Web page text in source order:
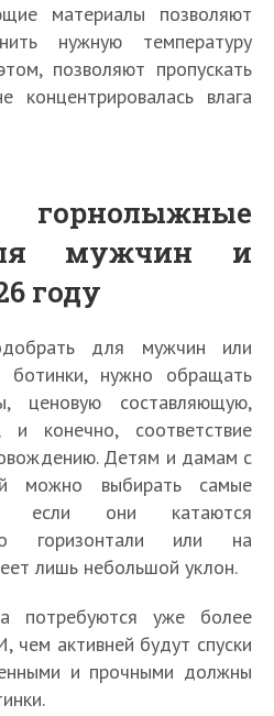
материалы позволяют
нужную температуру
позволяют пропускать
концентрировалась влага
горнолыжные
мужчин и
году
для мужчин или
нужно обращать
ценовую составляющую,
и конечно, соответствие
Детям и дамам с
можно выбирать самые
если они катаются
горизонтали или на
лишь небольшой уклон.
потребуются уже более
чем активней будут спуски
и прочными должны